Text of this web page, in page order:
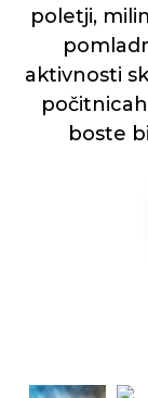
poletji,
aktivnosti
boste